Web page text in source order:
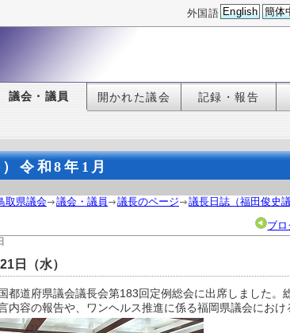
外国語 English 簡体
議会・議員 開かれた議会 記録・報告
令和8年1月
取県議会 議会・議員 議長のページ 議長日誌（福田俊史議
ブ
日（水）
都道府県議会議長会第183回定例総会に出席しました
内容の報告や、ワンヘルス推進に係る福岡県議会にお